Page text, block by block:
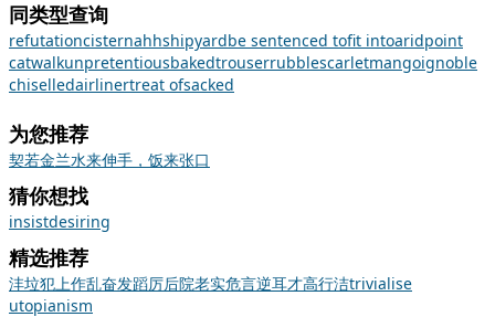
同类型查询
refutationcisternahhshipyardbe sentenced tofit intoaridpoint
catwalkunpretentiousbakedtrouserrubblescarletmangoignoble
chiselledairlinertreat ofsacked
为您推荐
契若金兰水来伸手，饭来张口
猜你想找
insistdesiring
精选推荐
沣垃犯上作乱奋发蹈厉后院老实危言逆耳才高行洁trivialise
utopianism